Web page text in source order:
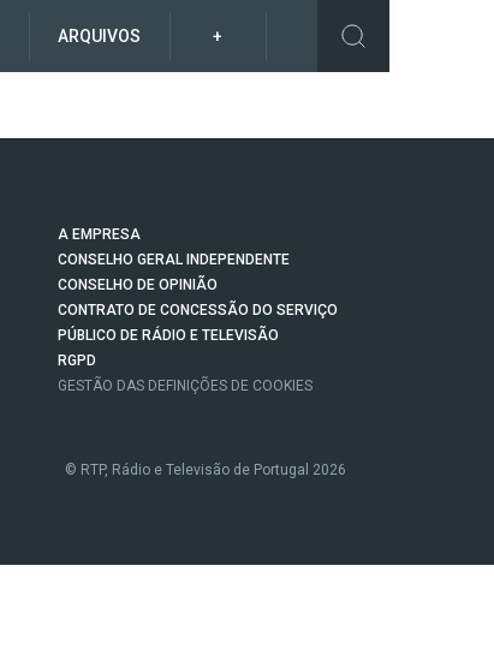
ARQUIVOS +
A EMPRESA
CONSELHO GERAL INDEPENDENTE
CONSELHO DE OPINIÃO
CONTRATO DE CONCESSÃO DO SERVIÇO
PÚBLICO DE RÁDIO E TELEVISÃO
RGPD
GESTÃO DAS DEFINIÇÕES DE COOKIES
© RTP, Rádio e Televisão de Portugal 2026